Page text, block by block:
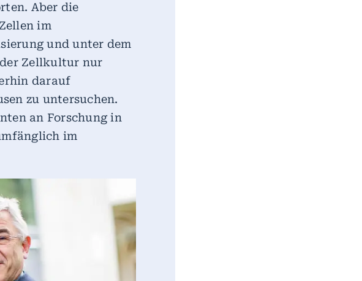
Aber die
im
und unter dem
Zellkultur nur
darauf
zu untersuchen.
an Forschung in
im